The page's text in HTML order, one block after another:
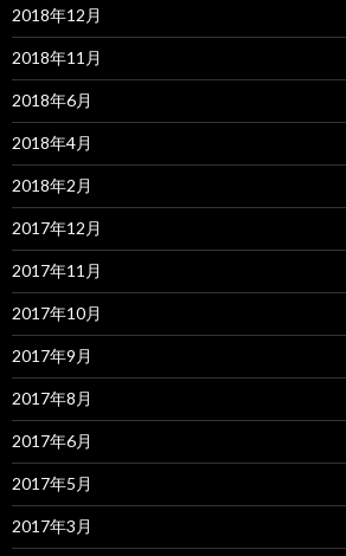
2018年12月
2018年11月
2018年6月
2018年4月
2018年2月
2017年12月
2017年11月
2017年10月
2017年9月
2017年8月
2017年6月
2017年5月
2017年3月